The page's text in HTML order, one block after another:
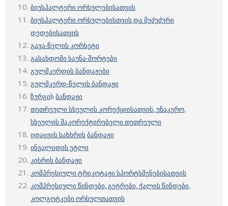
ბიუსჰალტერი ორსულებისათვის
ბიუსჰალტერი ორსულებისთვის და მეძუძური
დედებისათვის
გავა-წელის კორსეტი
გასახდომი საუნა-შორტები
გულმკერდის ბანდაჟები
გულმკერდ-წელის ბანდაჟი
ზურგის ბანდაჟი
თეთრეული სხეულის კორექციისათვის, უნაკერო,
სხეულის მაკორექტირებელი თეთრეული
იდაყვის სახსრის ბანდაჟი
ინვალიდის ეტლი
კისრის ბანდაჟი
კომპრესიული ტრიკოტაჟი სპორტსმენებისათვის
კომპრესიული წინდები, გეტრები, ქალის წინდები,
კოლგოტკები ორსულთათვის